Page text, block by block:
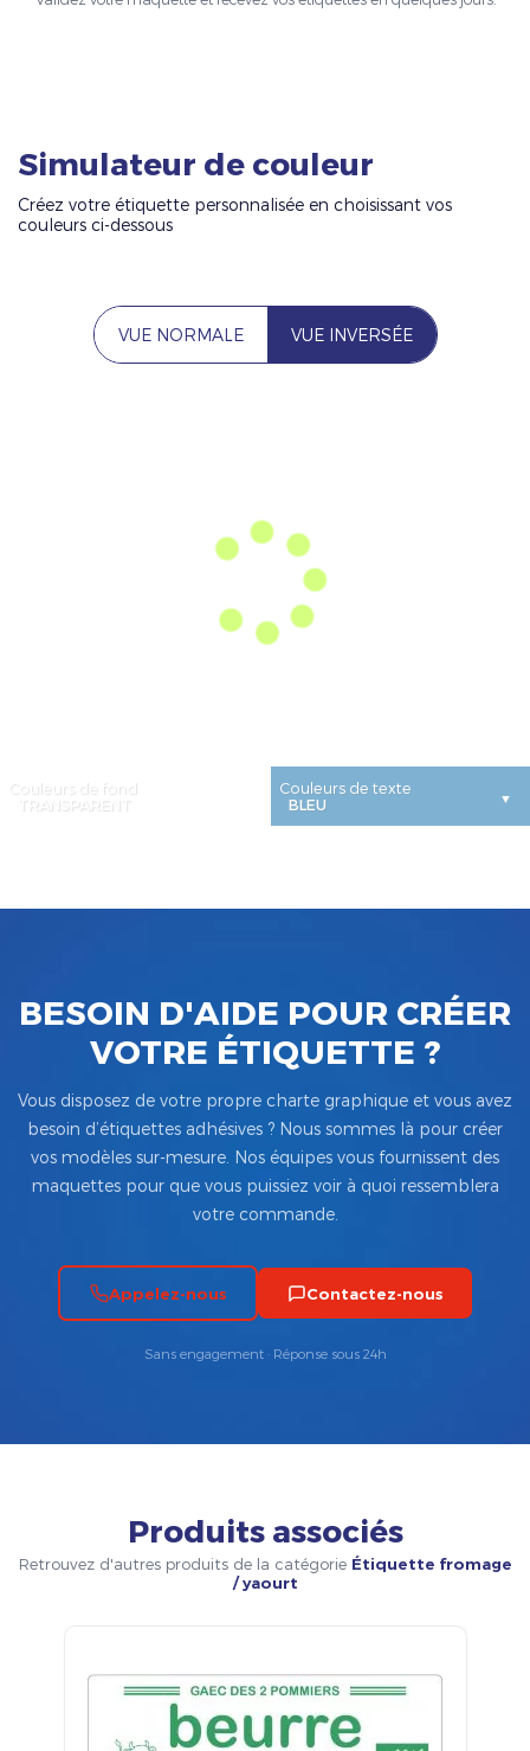
Simulateur de couleur
Créez votre étiquette personnalisée en choisissant vos
couleurs ci-dessous
VUE NORMALE VUE INVERSÉE
Couleurs de fond Couleurs de texte
BESOIN D'AIDE POUR CRÉER
VOTRE ÉTIQUETTE ?
Vous disposez de votre propre charte graphique et vous avez
besoin d’étiquettes adhésives ? Nous sommes là pour créer
vos modèles sur-mesure. Nos équipes vous fournissent des
maquettes pour que vous puissiez voir à quoi ressemblera
votre commande.
Appelez-nous Contactez-nous
Sans engagement · Réponse sous 24h
Produits associés
Retrouvez d'autres produits de la catégorie Étiquette fromage
/ yaourt